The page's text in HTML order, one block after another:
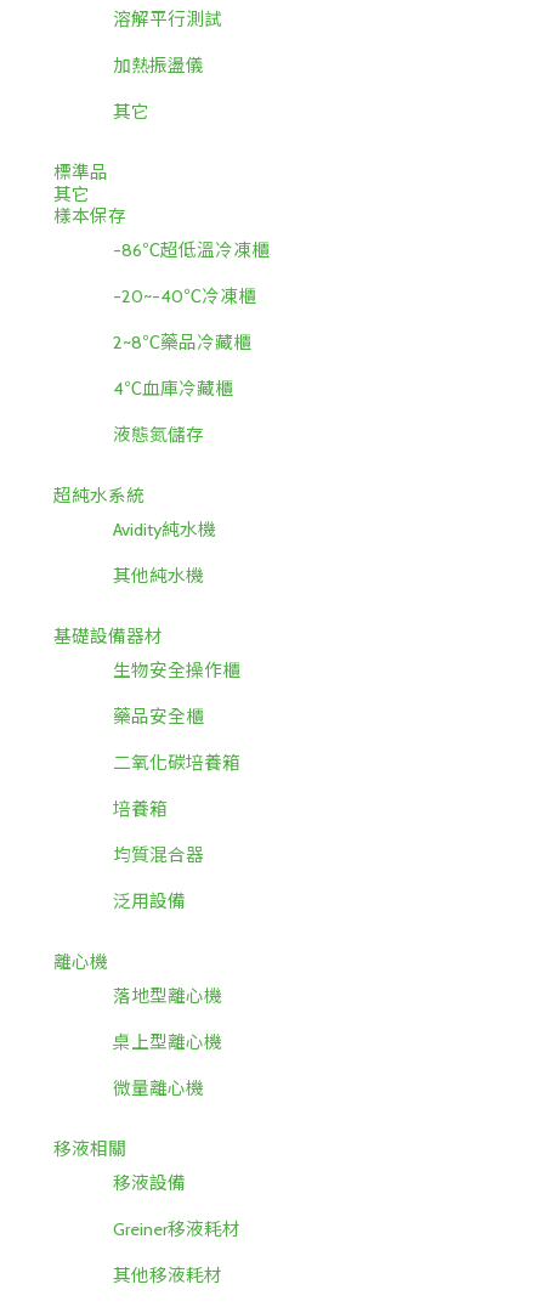
溶解平行測試
加熱振盪儀
其它
標準品
其它
樣本保存
-86℃超低溫冷凍櫃
-20~-40℃冷凍櫃
2~8℃藥品冷藏櫃
4℃血庫冷藏櫃
液態氮儲存
超純水系統
Avidity純水機
其他純水機
基礎設備器材
生物安全操作櫃
藥品安全櫃
二氧化碳培養箱
培養箱
均質混合器
泛用設備
離心機
落地型離心機
桌上型離心機
微量離心機
移液相關
移液設備
Greiner移液耗材
其他移液耗材